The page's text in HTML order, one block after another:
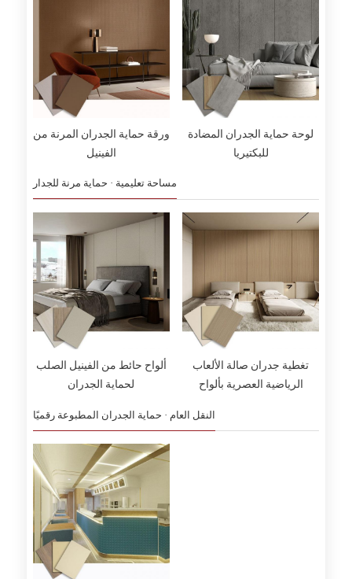
ورقة حماية الجدران المرنة من
الفينيل
لوحة حماية الجدران المضادة
للبكتيريا
مساحة تعليمية · حماية مرنة للجدار
ألواح حائط من الفينيل الصلب
لحماية الجدران
تغطية جدران صالة الألعاب
الرياضية العصرية بألواح
النقل العام · حماية الجدران المطبوعة رقميًا